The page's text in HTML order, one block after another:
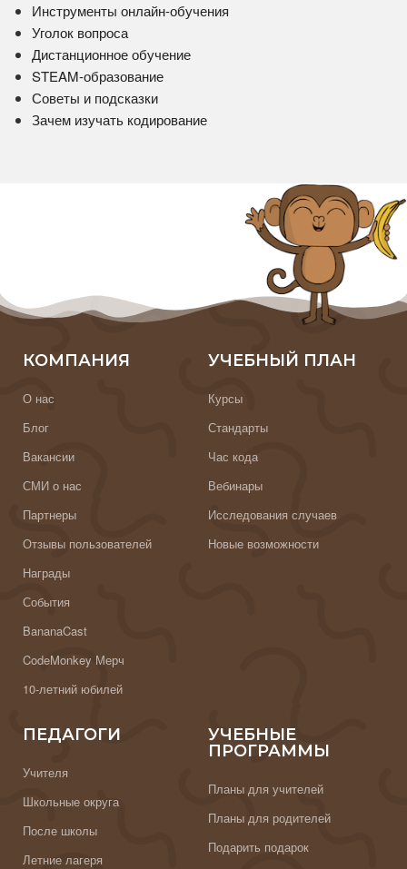
Инструменты онлайн-обучения
Уголок вопроса
Дистанционное обучение
STEAM-образование
Советы и подсказки
Зачем изучать кодирование
КОМПАНИЯ
О нас
Блог
Вакансии
СМИ о нас
Партнеры
Отзывы пользователей
Награды
События
BananaCast
CodeMonkey Мерч
10-летний юбилей
УЧЕБНЫЙ ПЛАН
Курсы
Стандарты
Час кода
Вебинары
Исследования случаев
Новые возможности
ПЕДАГОГИ
Учителя
Школьные округа
После школы
Летние лагеря
УЧЕБНЫЕ
ПРОГРАММЫ
Планы для учителей
Планы для родителей
Подарить подарок